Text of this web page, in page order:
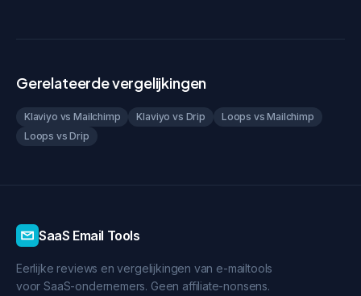
Gerelateerde vergelijkingen
Klaviyo vs Mailchimp Klaviyo vs Drip
Loops vs Mailchimp
Loops vs Drip
SaaS Email Tools
Eerlijke reviews en vergelijkingen van e-mailtools
voor SaaS-ondernemers. Geen affiliate-nonsens.